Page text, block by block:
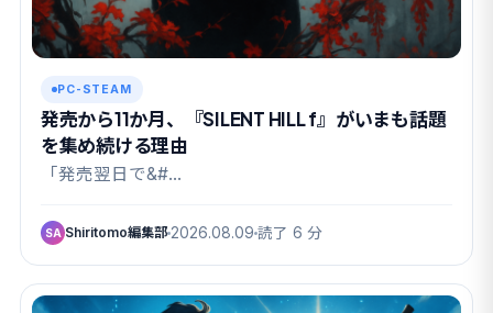
PC-STEAM
発売から11か月、『SILENT HILL f』がいまも話題
を集め続ける理由
「発売翌日で&#…
SA Shiritomo編集部 2026.08.09 読了 6 分